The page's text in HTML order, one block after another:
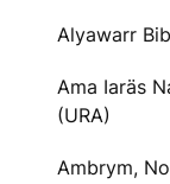
Alyawarr
Ama Iaräs
(URA)
Ambrym,